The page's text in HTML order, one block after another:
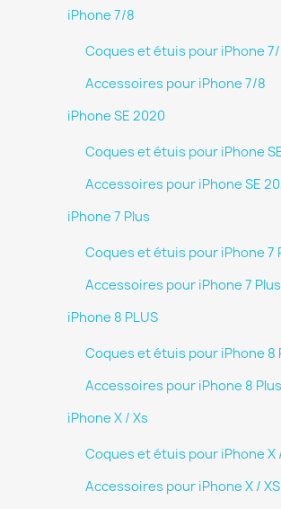
iPhone 7/8
Coques et étuis pour iPhone
Accessoires pour iPhone 7/8
iPhone SE 2020
Coques et étuis pour iPhone
Accessoires pour iPhone SE
iPhone 7 Plus
Coques et étuis pour iPhone 7
Accessoires pour iPhone 7 Plus
iPhone 8 PLUS
Coques et étuis pour iPhone 8
Accessoires pour iPhone 8 Plus
iPhone X / Xs
Coques et étuis pour iPhone X
Accessoires pour iPhone X / XS